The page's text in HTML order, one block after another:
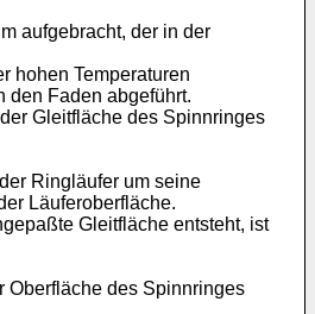
aufgebracht, der in der
hohen Temperaturen
den Faden abgeführt.
Gleitfläche des Spinnringes
Ringläufer um seine
Läuferoberfläche.
Gleitfläche entsteht, ist
Oberfläche des Spinnringes